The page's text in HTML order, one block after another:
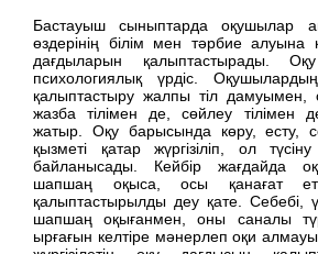
Бастауыш сыныптарда оқушылар
өздерінің білім мен тәрбие алуына
дағдыларын қалыптастырады.
психологиялық үрдіс.
қалыптастыру жалпы тіл дамуымен,
жазба тілімен де, сөйлеу тілімен
жатыр. Оқу барысында көру, есту,
қызметі қатар жүргізіліп, ол
байланысады. Кейбір жағдайда
шапшаң оқыса, осы қанағат
қалыптастырылды деу қате. Себебі,
шапшаң оқығанмен, оны саналы
ырғағын келтіре мәнерлеп оқи